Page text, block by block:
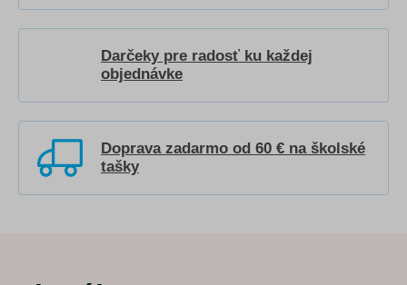
Darčeky pre radosť ku každej
objednávke
Doprava zadarmo od 60 € na školské
tašky